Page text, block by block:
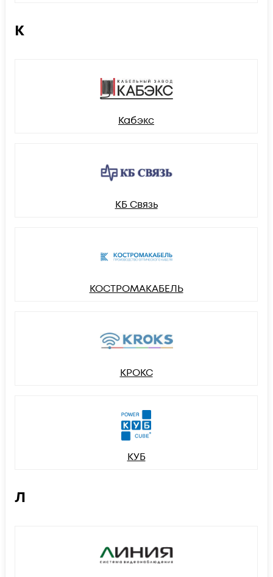
К
Кабэкс
КБ Связь
КОСТРОМАКАБЕЛЬ
КРОКС
КУБ
Л